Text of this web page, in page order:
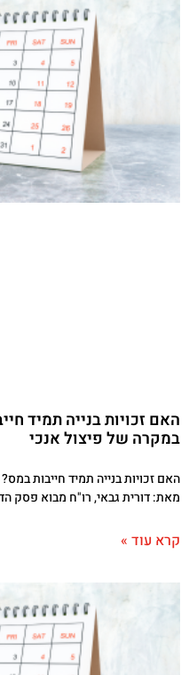
האם זכויות בנייה תמיד
במקרה של פיצול אנכי
האם זכויות בנייה תמיד חייבות
מאת: דורית גבאי, רו"ח מבוא פסק
קרא עוד »